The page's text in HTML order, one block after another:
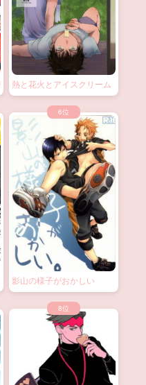
熱と花火とアイスクリーム
影山の様子がおかしい